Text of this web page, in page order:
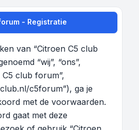
- Registratie
van “Citroen C5 club
“wij”, “ons”,
C5 club forum”,
c5forum”), ga je
met de voorwaarden.
gaat met deze